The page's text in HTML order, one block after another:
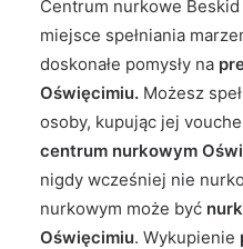
Centrum nurkowe
miejsce spełniania
doskonałe pomysły na
Oświęcimiu. Możesz
osoby, kupując jej
centrum nurkowym
nigdy wcześniej nie
nurkowym może być
Oświęcimiu. Wykupienie